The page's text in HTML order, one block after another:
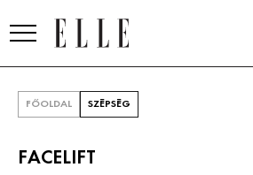
FŐOLDAL SZÉPSÉG
FACELIFT